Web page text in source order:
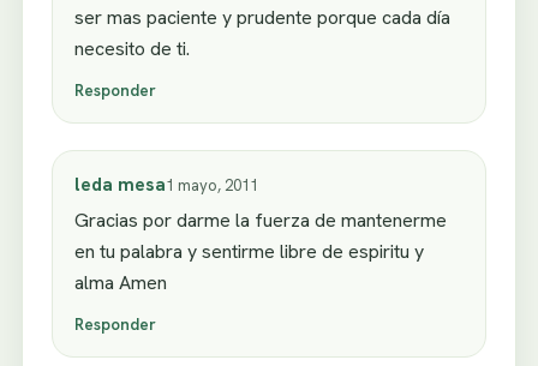
ser mas paciente y prudente porque cada día
necesito de ti.
Responder
leda mesa1 mayo, 2011
Gracias por darme la fuerza de mantenerme
en tu palabra y sentirme libre de espiritu y
alma Amen
Responder